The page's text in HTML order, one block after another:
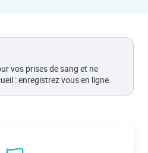
vos prises de sang et ne
: enregistrez vous en ligne.